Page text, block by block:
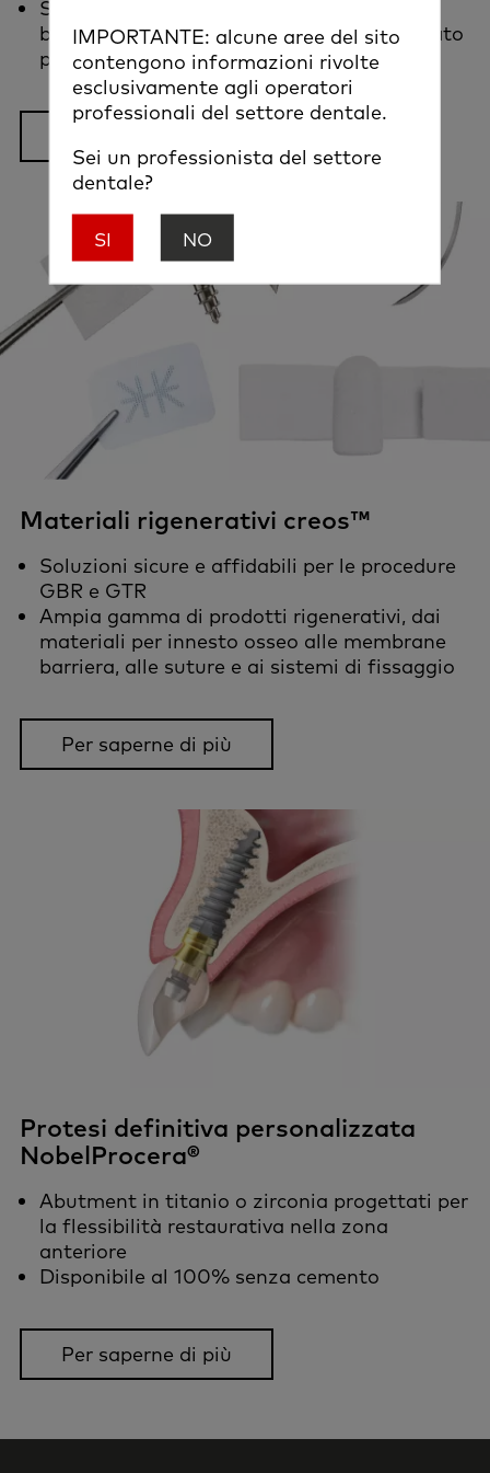
Sistema implantare Nobel Biocare N1™
basato su fondamenti biologici e progettato
per carico immediato e funzionalità
Materiali rigenerativi creos™
Soluzioni sicure e affidabili per le procedure
GBR e GTR
Ampia gamma di prodotti rigenerativi, dai
materiali per innesto osseo alle membrane
barriera, alle suture e ai sistemi di fissaggio
Per saperne di più
Protesi definitiva personalizzata
NobelProcera®
Abutment in titanio o zirconia progettati per
la flessibilità restaurativa nella zona
anteriore
Disponibile al 100% senza cemento
Per saperne di più
IMPORTANTE: alcune aree del sito
contengono informazioni rivolte
esclusivamente agli operatori
professionali del settore dentale.
Sei un professionista del settore
dentale?
SI NO